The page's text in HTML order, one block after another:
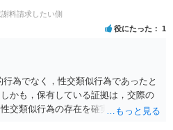
以上、ご参考まで。
謝料請求したい側
役にたった 1
為でなく，性交類似行為であったと
かも，保有している証拠は，交際の
交類似行為の存在を確実に証明でき